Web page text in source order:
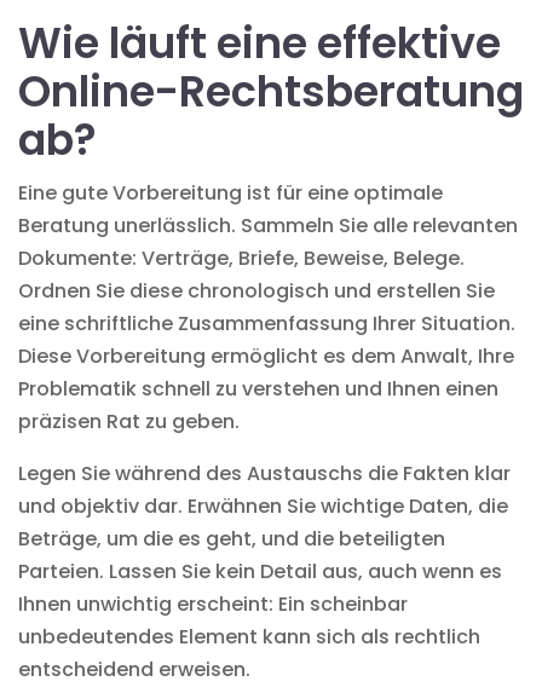
Wie läuft eine effektive
Online-Rechtsberatung
ab?
Eine gute Vorbereitung ist für eine optimale
Beratung unerlässlich. Sammeln Sie alle relevanten
Dokumente: Verträge, Briefe, Beweise, Belege.
Ordnen Sie diese chronologisch und erstellen Sie
eine schriftliche Zusammenfassung Ihrer Situation.
Diese Vorbereitung ermöglicht es dem Anwalt, Ihre
Problematik schnell zu verstehen und Ihnen einen
präzisen Rat zu geben.
Legen Sie während des Austauschs die Fakten klar
und objektiv dar. Erwähnen Sie wichtige Daten, die
Beträge, um die es geht, und die beteiligten
Parteien. Lassen Sie kein Detail aus, auch wenn es
Ihnen unwichtig erscheint: Ein scheinbar
unbedeutendes Element kann sich als rechtlich
entscheidend erweisen.